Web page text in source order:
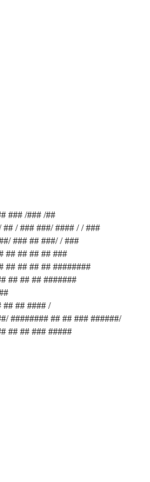
### /### /##
/ ### ###/ #### / / ###
### ## ###/ / ###
## ## ## ## ###
## ## ## ## ########
## ## ## #######
## ## #### /
######## ## ## ### ######/
## ## ### #####